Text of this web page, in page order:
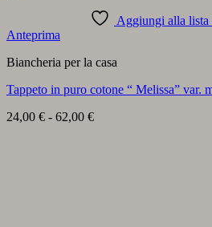
Aggiungi alla lista
Anteprima
Biancheria per la casa
Tappeto in puro cotone “ Melissa” var.
24,00 € - 62,00 €Fascia